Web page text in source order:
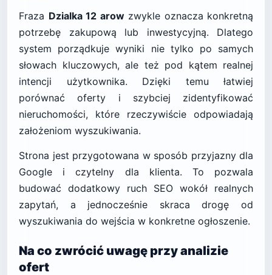
Fraza Dzialka 12 arowzwykle oznacza konkretną
potrzebę zakupową lub inwestycyjną. Dlatego
system porządkuje wyniki nie tylko po samych
słowach kluczowych, ale też pod kątem realnej
intencji użytkownika. Dzięki temu łatwiej
porównać oferty i szybciej zidentyfikować
nieruchomości, które rzeczywiście odpowiadają
założeniom wyszukiwania.
Strona jest przygotowana w sposób przyjazny dla
Google i czytelny dla klienta. To pozwala
budować dodatkowy ruch SEO wokół realnych
zapytań, a jednocześnie skraca drogę od
wyszukiwania do wejścia w konkretne ogłoszenie.
Na co zwrócić uwagę przy analizie
ofert